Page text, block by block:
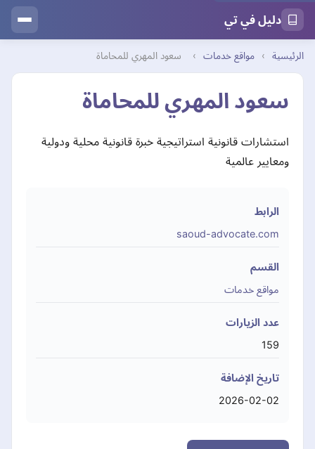
دليل في تي
الرئيسية › مواقع خدمات › سعود المهري للمحاماة
سعود المهري للمحاماة
استشارات قانونية استراتيجية خبرة قانونية محلية ودولية
ومعايير عالمية
الرابط
saoud-advocate.com
القسم
مواقع خدمات
عدد الزيارات
159
تاريخ الإضافة
2026-02-02